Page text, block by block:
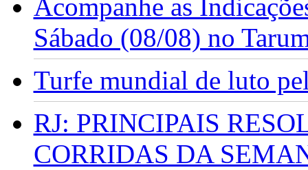
Acompanhe as
Sábado (08/08) no
Turfe mundial de luto
RJ: PRINCIPAIS
CORRIDAS DA